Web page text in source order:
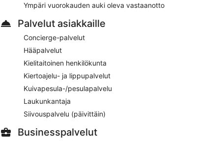
Ympäri vuorokauden auki oleva vastaanotto
Palvelut asiakkaille
Concierge-palvelut
Hääpalvelut
Kielitaitoinen henkilökunta
Kiertoajelu- ja lippupalvelut
Kuivapesula-/pesulapalvelu
Laukunkantaja
Siivouspalvelu (päivittäin)
Businesspalvelut